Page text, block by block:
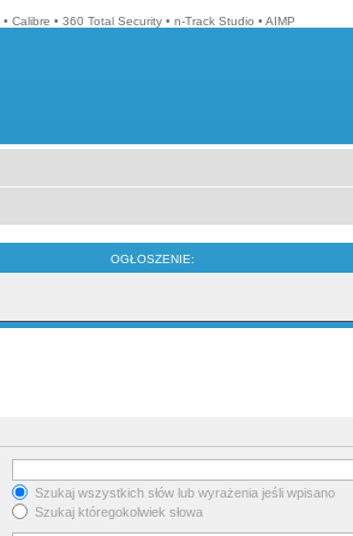
• Calibre • 360 Total Security • n-Track Studio • AIMP
OGŁOSZENIE:
Szukaj wszystkich słów lub wyrażenia jeśli wpisano
Szukaj któregokolwiek słowa